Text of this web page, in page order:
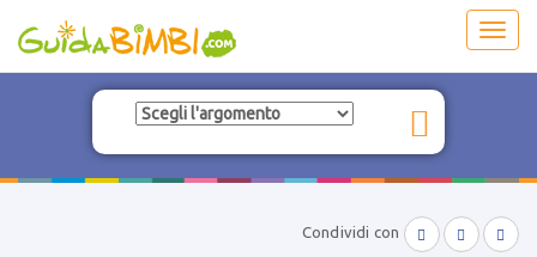
Condividi con   